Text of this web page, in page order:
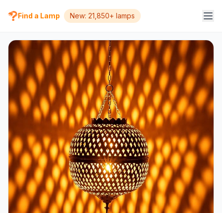
Find a Lamp New: 21,850+ lamps